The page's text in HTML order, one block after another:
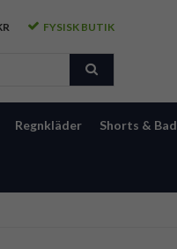
FYSISK BUTIK
Regnkläder Shorts & Bad